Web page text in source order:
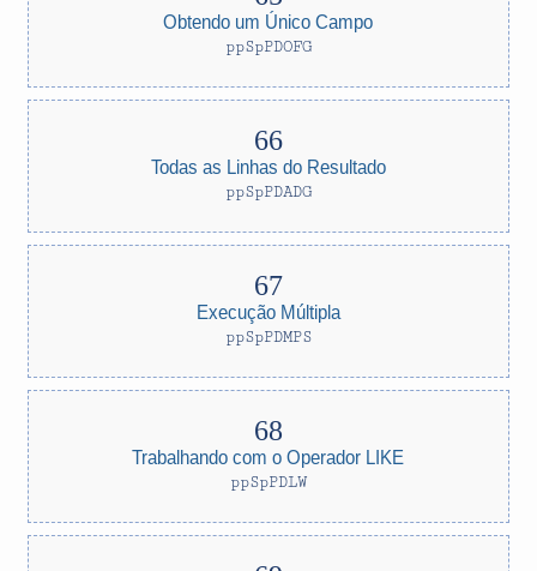
Obtendo um Único Campo
ppSpPDOFG
Todas as Linhas do Resultado
ppSpPDADG
Execução Múltipla
ppSpPDMPS
Trabalhando com o Operador LIKE
ppSpPDLW